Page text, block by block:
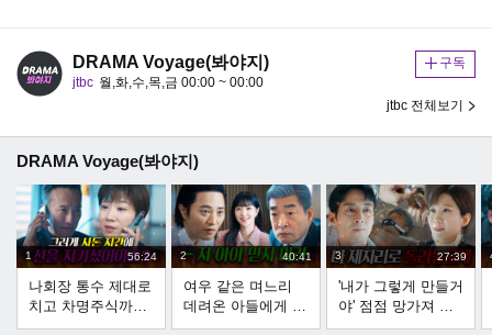
DRAMA Voyage(봐야지)
jtbc 월,화,수,목,금 00:00 ~ 00:00
구독
jtbc 전체보기
DRAMA Voyage(봐야지)
1 56:24
나회장 통수 제대로
치고 차명주식까지
싹 다 몰수한 전혜
2 40:41
여우 같은 며느리
데려온 아들에게 경
고하는 회장님️｜신
3 27:39
'내가 그렇게 만들거
야' 점점 망가져 가
는 전혜진 본 의사